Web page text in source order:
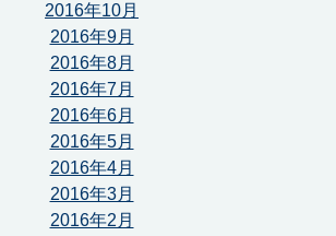
2016年10月
2016年9月
2016年8月
2016年7月
2016年6月
2016年5月
2016年4月
2016年3月
2016年2月